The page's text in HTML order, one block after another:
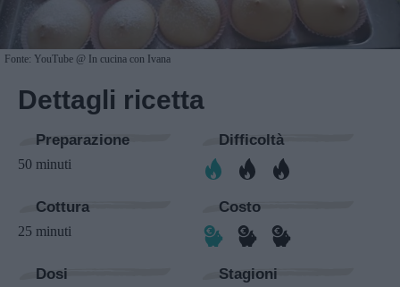
Fonte: YouTube @ In cucina con Ivana
Dettagli ricetta
Preparazione
50 minuti
Difficoltà
Cottura
25 minuti
Costo
Dosi Stagioni